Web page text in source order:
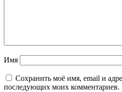
Имя
Сохранить моё имя, email и
последующих моих комментариев.